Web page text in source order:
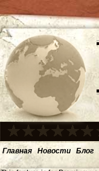
Главная Новости Блог